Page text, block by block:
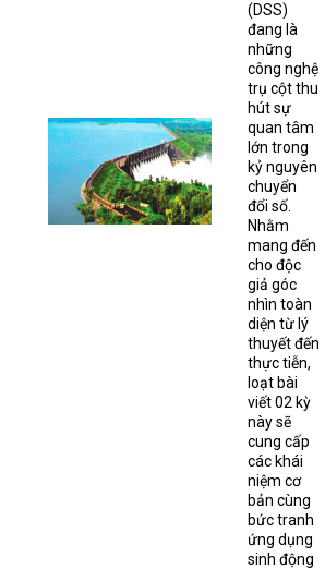
(DSS)
đang là
những
công nghệ
trụ cột thu
hút sự
quan tâm
lớn trong
kỷ nguyên
chuyển
đổi số.
Nhằm
mang đến
cho độc
giả góc
nhìn toàn
diện từ lý
thuyết đến
thực tiễn,
loạt bài
viết 02 kỳ
này sẽ
cung cấp
các khái
niệm cơ
bản cùng
bức tranh
ứng dụng
sinh động